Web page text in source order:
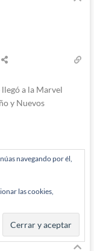
llegó a la Marvel
y Nuevos
muchas
día…
navegando por él,
las cookies,